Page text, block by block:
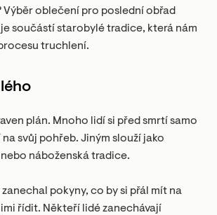
Výběr oblečení pro poslední obřad
součástí starobylé tradice, která nám
truchlení.
plán. Mnoho lidí si před smrtí samo
svůj pohřeb. Jiným slouží jako
náboženská tradice.
zanechal pokyny, co by si přál mít na
řídit. Někteří lidé zanechávají